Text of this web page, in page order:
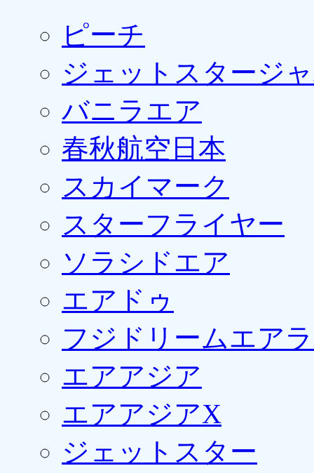
ピーチ
ジェットスタージ
バニラエア
春秋航空日本
スカイマーク
スターフライヤー
ソラシドエア
エアドゥ
フジドリームエア
エアアジア
エアアジアX
ジェットスター